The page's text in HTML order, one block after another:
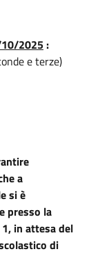
2025:
e terze)
a
si è
presso la
in attesa del
di